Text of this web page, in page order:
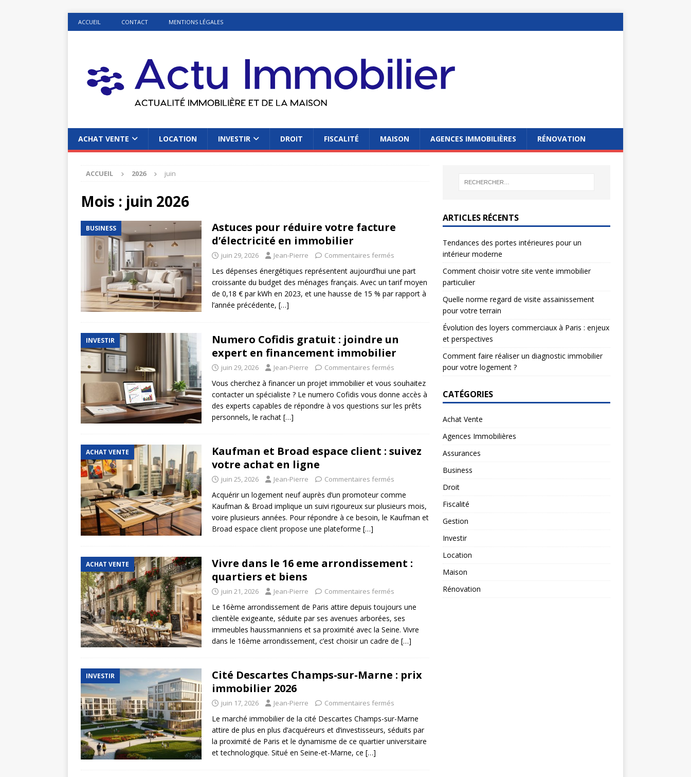
ACCUEIL CONTACT MENTIONS LÉGALES
ACHAT VENTE LOCATION INVESTIR DROIT FISCALITÉ MAISON AGENCES IMMOBILIÈRES RÉNOVATION
ACCUEIL 2026 juin
Mois : juin 2026
BUSINESS
Astuces pour réduire votre facture
d’électricité en immobilier
juin 29, 2026 Jean-Pierre Commentaires fermés
Les dépenses énergétiques représentent aujourd’hui une part
croissante du budget des ménages français. Avec un tarif moyen
de 0,18 € par kWh en 2023, et une hausse de 15 % par rapport à
l’année précédente, […]
INVESTIR
Numero Cofidis gratuit : joindre un
expert en financement immobilier
juin 29, 2026 Jean-Pierre Commentaires fermés
Vous cherchez à financer un projet immobilier et vous souhaitez
contacter un spécialiste ? Le numero Cofidis vous donne accès à
des experts capables de répondre à vos questions sur les prêts
personnels, le rachat […]
ACHAT VENTE
Kaufman et Broad espace client : suivez
votre achat en ligne
juin 25, 2026 Jean-Pierre Commentaires fermés
Acquérir un logement neuf auprès d’un promoteur comme
Kaufman & Broad implique un suivi rigoureux sur plusieurs mois,
voire plusieurs années. Pour répondre à ce besoin, le Kaufman et
Broad espace client propose une plateforme […]
ACHAT VENTE
Vivre dans le 16 eme arrondissement :
quartiers et biens
juin 21, 2026 Jean-Pierre Commentaires fermés
Le 16ème arrondissement de Paris attire depuis toujours une
clientèle exigeante, séduite par ses avenues arborées, ses
immeubles haussmanniens et sa proximité avec la Seine. Vivre
dans le 16ème arrondissement, c’est choisir un cadre de […]
INVESTIR
Cité Descartes Champs-sur-Marne : prix
immobilier 2026
juin 17, 2026 Jean-Pierre Commentaires fermés
Le marché immobilier de la cité Descartes Champs-sur-Marne
attire de plus en plus d’acquéreurs et d’investisseurs, séduits par
la proximité de Paris et le dynamisme de ce quartier universitaire
et technologique. Situé en Seine-et-Marne, ce […]
ARTICLES RÉCENTS
Tendances des portes intérieures pour un
intérieur moderne
Comment choisir votre site vente immobilier
particulier
Quelle norme regard de visite assainissement
pour votre terrain
Évolution des loyers commerciaux à Paris : enjeux
et perspectives
Comment faire réaliser un diagnostic immobilier
pour votre logement ?
CATÉGORIES
Achat Vente
Agences Immobilières
Assurances
Business
Droit
Fiscalité
Gestion
Investir
Location
Maison
Rénovation